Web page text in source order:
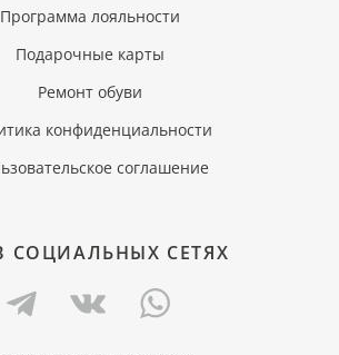
Программа лояльности
Подарочные карты
Ремонт обуви
конфиденциальности
соглашение
СОЦИАЛЬНЫХ СЕТЯХ